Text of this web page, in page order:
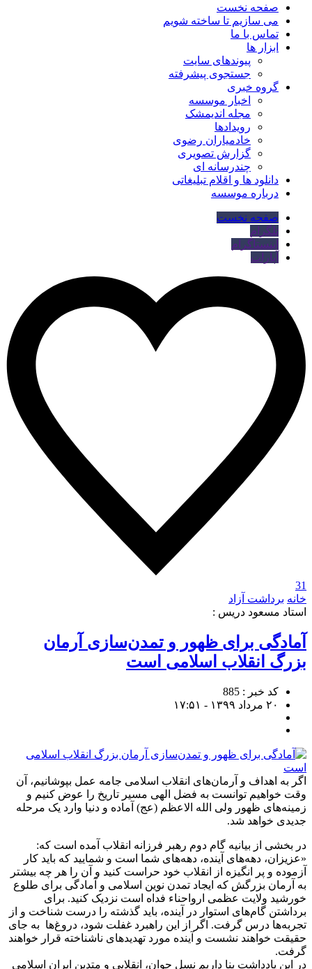
صفحه نخست
می سازیم تا ساخته شویم
تماس با ما
ابزار ها
پیوندهای سایت
جستجوی پیشرفته
گروه خبری
اخبار موسسه
مجله اندیمشک
رویدادها
خادمیاران رضوی
گزارش تصویری
چندرسانه ای
دانلود ها و اقلام تبلیغاتی
درباره موسسه
صفحه نخست
تلگرام
اینستاگرام
آپارات
31
خانه برداشت آزاد
استاد مسعود دریس :
آمادگی برای ظهور و تمدن‌سازی آرمان
بزرگ انقلاب اسلامی است
کد خبر : 885
۲۰ مرداد ۱۳۹۹ - ۱۷:۵۱
اگر به اهداف و آرمان‌های انقلاب اسلامی جامه عمل بپوشانیم، آن
وقت خواهیم توانست به فضل الهی مسیر تاریخ را عوض کنیم و
زمینه‌های ظهور ولی الله الاعظم (عج) آماده و دنیا وارد یک مرحله
جدیدی خواهد شد.
در بخشی از بیانیه گام دوم رهبر فرزانه انقلاب آمده است که:
«عزیزان، دهه‌های آینده، دهه‌های شما است و شمایید که باید کار
آزموده و پر انگیزه از انقلاب خود حراست کنید و آن را هر چه بیشتر
به آرمان بزرگش که ایجاد تمدن نوین اسلامی و آمادگی برای طلوع
خورشید ولایت عظمی ارواحناء فداه است نزدیک کنید. برای
برداشتن گام‌های استوار در آینده، باید گذشته را درست شناخت و از
تجربه‌ها درس گرفت. اگر از این راهبرد غفلت شود، دروغ‌ها به جای
حقیقت خواهند نشست و آینده مورد تهدیدهای ناشناخته قرار خواهند
گرفت.
در این یادداشت بنا داریم نسل جوان، انقلابی و متدین ایران اسلامی